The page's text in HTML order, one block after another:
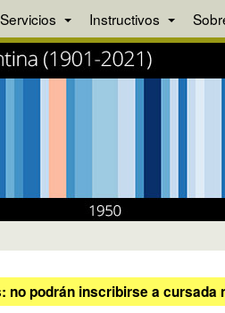
Servicios Instructivos
podrán inscribirse a cursada